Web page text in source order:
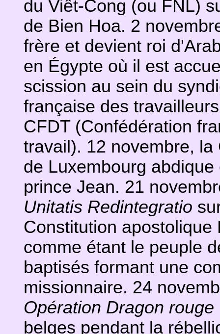
du Viêt-Cong (ou FNL)
de Bien Hoa. 2
frère et devient roi
en Égypte où il est
scission au sein du
française des
CFDT (Confédération
travail). 12 novembre,
de Luxembourg
prince Jean. 21
Unitatis Redintegratio
Constitution apostolique
comme étant le peuple
baptisés formant une
missionnaire. 24
Opération Dragon rouge
belges pendant la